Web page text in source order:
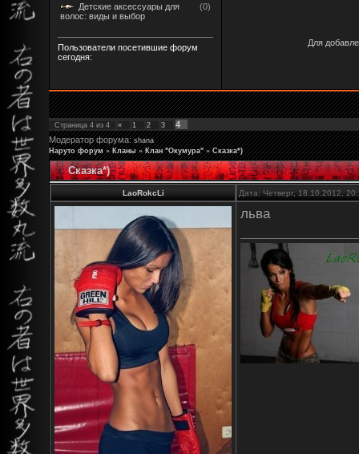
Детские аксессуары для
волос: виды и выбор
(0)
Пользователи посетившие форум
сегодня:
Для
Страница 4 из 4 « 1 2 3
4
Модератор форума:shana
Наруто форум » Кланы » Клан "Окумура" » Сказка*)
Сказка*)
LaoRokcLi Дата: Четверг, 18.10.2012,
льва